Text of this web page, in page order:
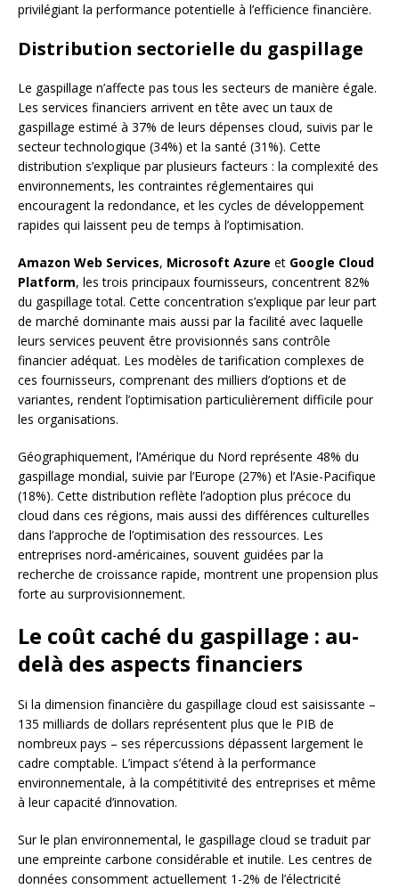
privilégiant la performance potentielle à l’efficience financière.
Distribution sectorielle du gaspillage
Le gaspillage n’affecte pas tous les secteurs de manière égale.
Les services financiers arrivent en tête avec un taux de
gaspillage estimé à 37% de leurs dépenses cloud, suivis par le
secteur technologique (34%) et la santé (31%). Cette
distribution s’explique par plusieurs facteurs : la complexité des
environnements, les contraintes réglementaires qui
encouragent la redondance, et les cycles de développement
rapides qui laissent peu de temps à l’optimisation.
Amazon Web Services, Microsoft Azure et Google Cloud
Platform, les trois principaux fournisseurs, concentrent 82%
du gaspillage total. Cette concentration s’explique par leur part
de marché dominante mais aussi par la facilité avec laquelle
leurs services peuvent être provisionnés sans contrôle
financier adéquat. Les modèles de tarification complexes de
ces fournisseurs, comprenant des milliers d’options et de
variantes, rendent l’optimisation particulièrement difficile pour
les organisations.
Géographiquement, l’Amérique du Nord représente 48% du
gaspillage mondial, suivie par l’Europe (27%) et l’Asie-Pacifique
(18%). Cette distribution reflète l’adoption plus précoce du
cloud dans ces régions, mais aussi des différences culturelles
dans l’approche de l’optimisation des ressources. Les
entreprises nord-américaines, souvent guidées par la
recherche de croissance rapide, montrent une propension plus
forte au surprovisionnement.
Le coût caché du gaspillage : au-
delà des aspects financiers
Si la dimension financière du gaspillage cloud est saisissante –
135 milliards de dollars représentent plus que le PIB de
nombreux pays – ses répercussions dépassent largement le
cadre comptable. L’impact s’étend à la performance
environnementale, à la compétitivité des entreprises et même
à leur capacité d’innovation.
Sur le plan environnemental, le gaspillage cloud se traduit par
une empreinte carbone considérable et inutile. Les centres de
données consomment actuellement 1-2% de l’électricité